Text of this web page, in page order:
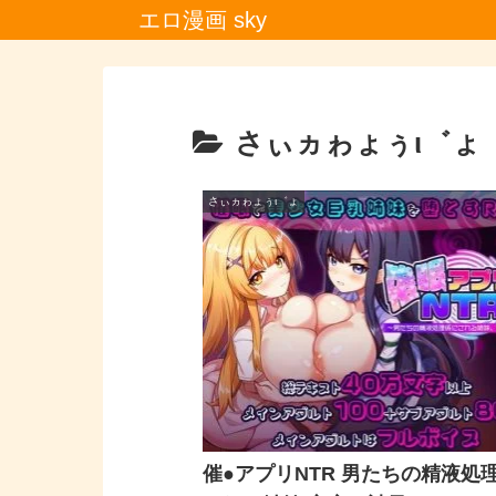
エロ漫画 sky
さぃヵゎょぅι゛ょ
さぃヵゎょぅι゛ょ
催●アプリNTR 男たちの精液処